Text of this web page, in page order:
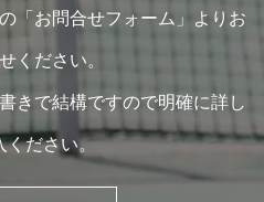
「お問合せフォーム」よりお
ください。
きで結構ですので明確に詳し
ください。